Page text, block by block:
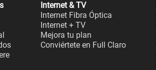
Internet & TV
Internet Fibra Óptica
Internet + TV
Mejora tu plan
Conviértete en Full Claro